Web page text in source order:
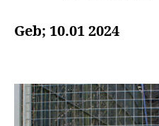
Geb; 10.01 2024